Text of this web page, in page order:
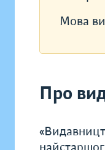
Мова
Про